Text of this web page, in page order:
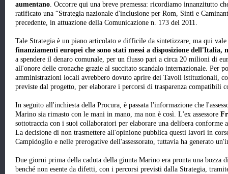
aumentano. Occorre qui una breve premessa: ricordiamo innanzitutto
ratificato una “Strategia nazionale d'inclusione per Rom, Sinti e
precedente, in attuazione della Comunicazione n. 173 del 2011.
Tale Strategia è un piano articolato e difficile da sintetizzare, ma qui
finanziamenti europei che sono stati messi a disposizione dell'Italia,
a spendere il denaro comunale, per un flusso pari a circa 20 milioni di
all'onore delle cronache grazie al succitato scandalo internazionale. Per
amministrazioni locali avrebbero dovuto aprire dei Tavoli istituzionali,
previste dal progetto, per elaborare i percorsi di trasparenza compatibili
In seguito all'inchiesta della Procura, è passata l'informazione che
Marino sia rimasto con le mani in mano, ma non è così. L'ex assessore
sottotraccia con i suoi collaboratori per elaborare una delibera conforme
La decisione di non trasmettere all'opinione pubblica questi lavori in
Campidoglio e nelle prerogative dell'assessorato, tuttavia ha generato
Due giorni prima della caduta della giunta Marino era pronta una bozza
benché non esente da difetti, con i percorsi previsti dalla Strategia,